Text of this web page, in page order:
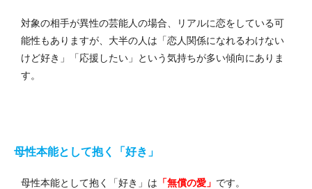
対象の相手が異性の芸能人の場合、リアルに恋をしている可
能性もありますが、大半の人は「恋人関係になれるわけない
けど好き」「応援したい」という気持ちが多い傾向にありま
す。
母性本能として抱く「好き」
母性本能として抱く「好き」は 「無償の愛」 です。